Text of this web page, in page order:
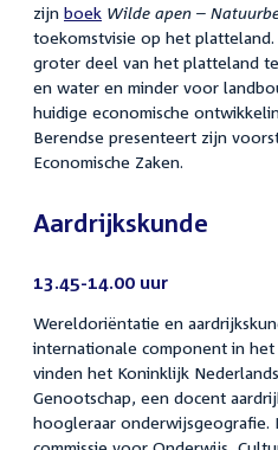
zijn boek Wilde apen –
toekomstvisie op het
groter deel van het platteland
en water en minder voor
huidige economische
Berendse presenteert zijn
Economische Zaken.
Aardrijkskunde
13.45-14.00 uur
Wereldoriëntatie en
internationale component in
vinden het Koninklijk
Genootschap, een docent
hoogleraar